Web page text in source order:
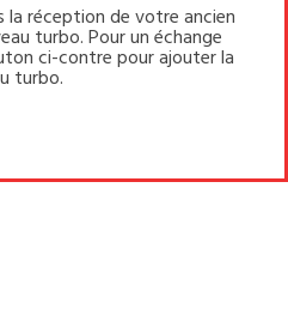
réception de votre ancien
turbo. Pour un échange
ci-contre pour ajouter la
turbo.